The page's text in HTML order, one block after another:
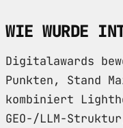
WIE WURDE
Digitalawards
Punkten, Stand
kombiniert
GEO-/LLM-